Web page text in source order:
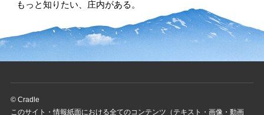
もっと知りたい、庄内がある。
© Cradle
このサイト・情報紙面における全てのコンテンツ（テキスト・画像・動画